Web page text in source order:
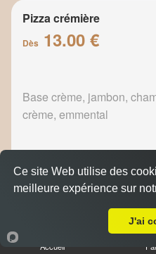
Pizza crémière
Dès 13.00 €
Base crème, jambon,
crème, emmental
Pizza fermière
Accueil
Ce site Web utilise des
meilleure expérience sur
J'ai